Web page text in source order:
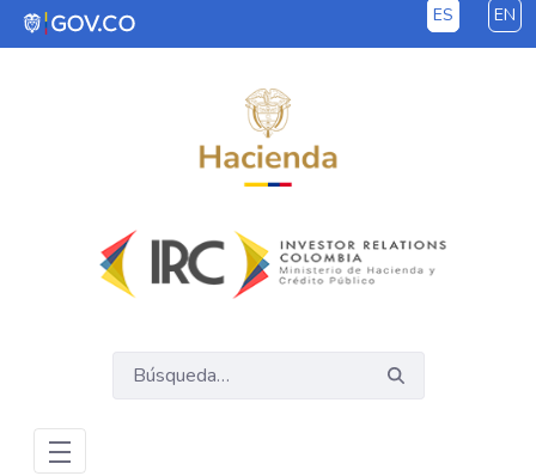
Saltar al contenido principal ES EN